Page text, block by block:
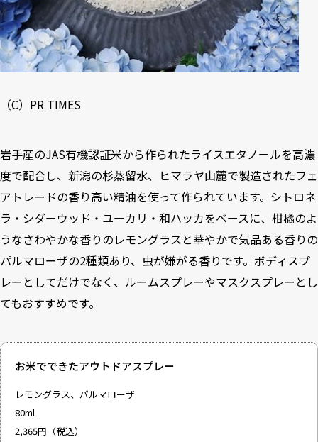
（C）PR TIMES
岩手産のJAS有機認証米から作られたライスエタノールを高濃
度で配合し、新潟の杉蒸留水、ヒマラヤ山麓で製造されたフェ
アトレードの香り高い精油を使って作られています。シトロネ
ラ・シダーウッド・ユーカリ・和ハッカをベースに、柑橘のよ
うなさわやかな香りのレモングラスと華やかで気品ある香りの
パルマローザの2種類あり、虫が嫌がる香りです。ボディスプ
レーとしてだけでなく、ルームスプレーやマスクスプレーとし
てもおすすめです。
お米でできたアウトドアスプレー
レモングラス、パルマローザ
80ml
2,365円（税込）